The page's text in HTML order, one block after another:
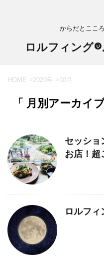
からだとここ
ロルフィング
HOME >2020年 >10月
「 月別アーカイ
セッショ
お店！超
ロルフィ